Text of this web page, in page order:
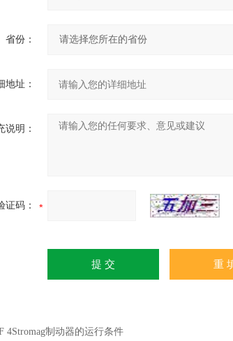
省份：
地址：
说明：
证码：
4Stromag制动器的运行条件